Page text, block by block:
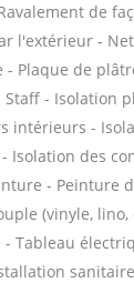
de
l'extérieur -
- Plaque de
- Isolation
intérieurs -
Isolation des
- Peinture
(vinyle, lino,
Tableau